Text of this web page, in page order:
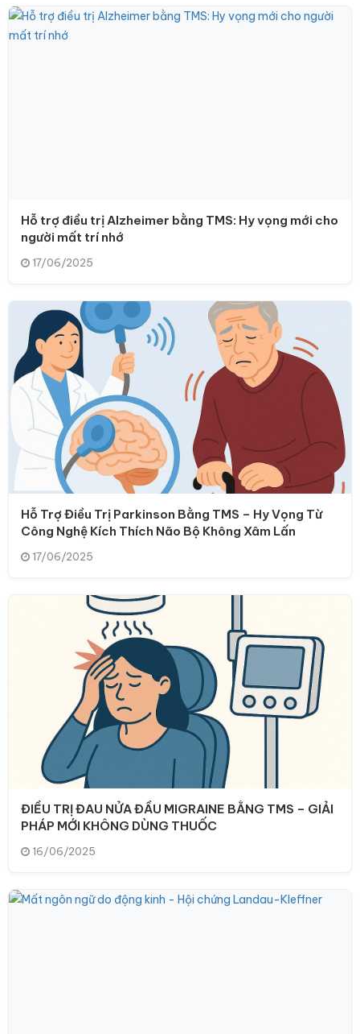
Hỗ trợ điều trị Alzheimer bằng TMS: Hy vọng mới cho
người mất trí nhớ
17/06/2025
Hỗ Trợ Điều Trị Parkinson Bằng TMS – Hy Vọng Từ
Công Nghệ Kích Thích Não Bộ Không Xâm Lấn
17/06/2025
ĐIỀU TRỊ ĐAU NỬA ĐẦU MIGRAINE BẰNG TMS – GIẢI
PHÁP MỚI KHÔNG DÙNG THUỐC
16/06/2025